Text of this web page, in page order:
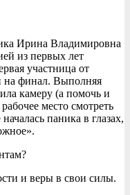
Ирина Владимировна
из первых лет
участница от
на финал. Выполняя
камеру (а помочь и
место смотреть
паника в глазах,
и веры в свои силы.